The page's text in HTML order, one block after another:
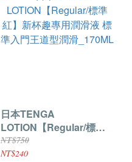
日本TENGA
LOTION【Regular/標準
紅】新杯趣專用潤滑液 標
準入門王道型潤滑
NT$750
NT$240